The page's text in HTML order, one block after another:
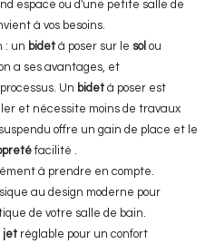
espace ou d'une petite salle de
à vos besoins.
: un bidet à poser sur le sol ou
a ses avantages, et
Un bidet à poser est
et nécessite moins de travaux
suspendu offre un gain de place et le
facilité .
à prendre en compte.
au design moderne pour
de votre salle de bain.
jet réglable pour un confort